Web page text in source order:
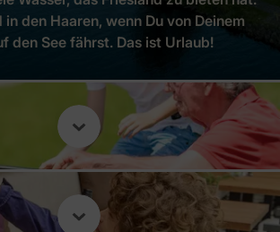
den Haaren, wenn Du von Deinem
den See fährst. Das ist Urlaub!